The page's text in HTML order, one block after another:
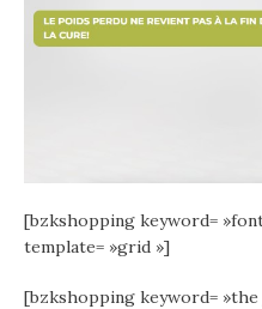
[bzkshopping keyword=
template= »grid »]
[bzkshopping keyword= »the